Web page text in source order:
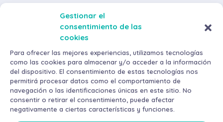
Gestionar el
consentimiento de las
cookies
Para ofrecer las mejores experiencias, utilizamos tecnologías
como las cookies para almacenar y/o acceder a la información
del dispositivo. El consentimiento de estas tecnologías nos
permitirá procesar datos como el comportamiento de
navegación o las identificaciones únicas en este sitio. No
consentir o retirar el consentimiento, puede afectar
negativamente a ciertas características y funciones.
Descuentos por volumen de compra
Envíos y devoluciones
Métodos de pago
©2026AraMax Canarias S.L. Todos los derechos reservados.